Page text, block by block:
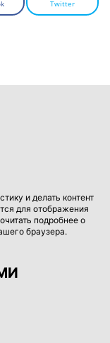
Twitter
и делать контент
для отображения
подробнее о
браузера.